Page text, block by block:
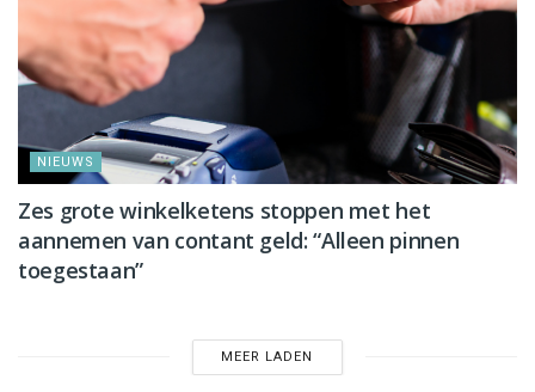
NIEUWS
Zes grote winkelketens stoppen met het
aannemen van contant geld: “Alleen pinnen
toegestaan”
MEER LADEN